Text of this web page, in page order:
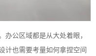
公区域都是从大处着眼，
计也需要考量如何拿捏空间